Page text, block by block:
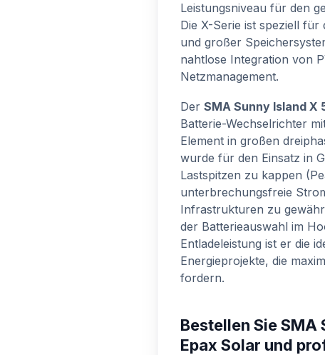
Leistungsniveau für den
Die X-Serie ist speziell
und großer
nahtlose Integration von
Netzmanagement.
Der SMA Sunny Island X
Batterie-Wechselrichter
Element in großen
wurde für den Einsatz in
Lastspitzen zu kappen
unterbrechungsfreie
Infrastrukturen zu
der Batterieauswahl im
Entladeleistung ist er die
Energieprojekte, die
fordern.
Bestellen Sie
Epax Solar und